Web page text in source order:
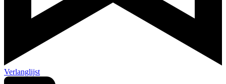
Verlanglijst